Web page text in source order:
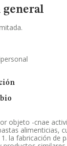
objeto -cnae
alimenticias,
la fabricación de
y registral